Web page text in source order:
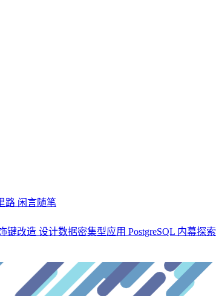
路 闲言随笔
键改造 设计数据密集型应用 PostgreSQL 内幕探索